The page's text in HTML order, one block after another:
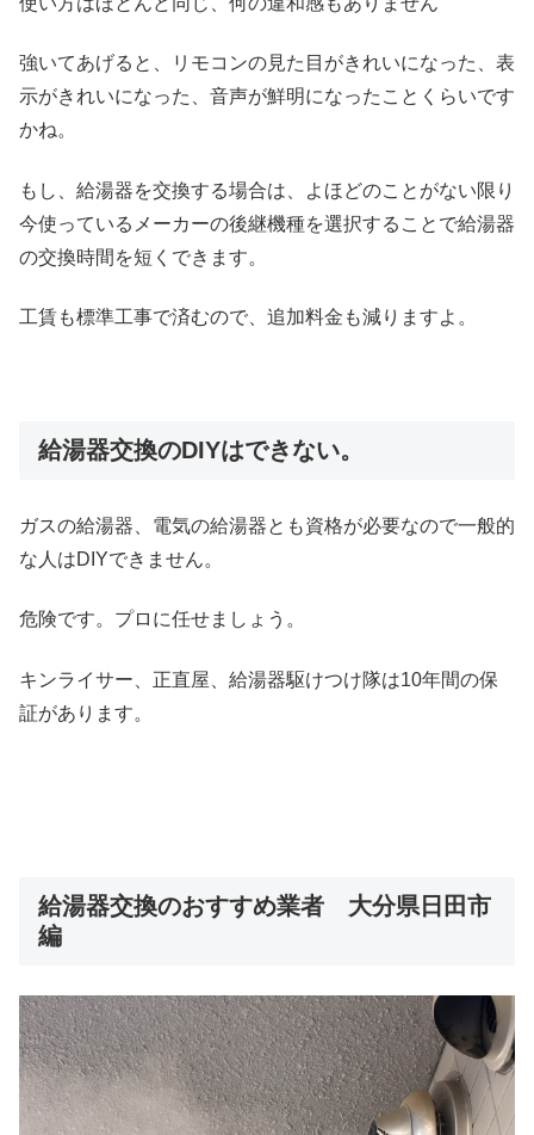
強いてあげると、リモコンの見た目がきれいになった、表
示がきれいになった、音声が鮮明になったことくらいです
かね。
もし、給湯器を交換する場合は、よほどのことがない限り
今使っているメーカーの後継機種を選択することで給湯器
の交換時間を短くできます。
工賃も標準工事で済むので、追加料金も減りますよ。
給湯器交換のDIYはできない。
ガスの給湯器、電気の給湯器とも資格が必要なので一般的
な人はDIYできません。
危険です。プロに任せましょう。
キンライサー、正直屋、給湯器駆けつけ隊は10年間の保
証があります。
給湯器交換のおすすめ業者 大分県日田市
編